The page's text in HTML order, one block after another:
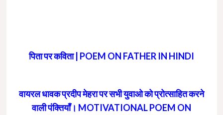
पिता पर कविता | POEM ON FATHER IN HINDI
वायरल धावक प्रदीप मेहरा पर सभी युवाओ को प्रोत्साहित करने
वाली पंक्तियाँ। MOTIVATIONAL POEM ON